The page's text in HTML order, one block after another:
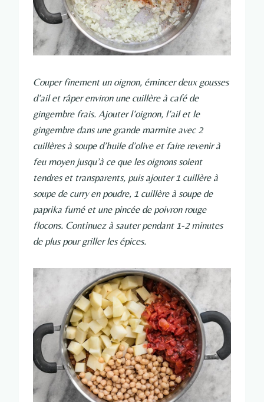
Couper finement un oignon, émincer deux gousses
d’ail et râper environ une cuillère à café de
gingembre frais. Ajouter l’oignon, l’ail et le
gingembre dans une grande marmite avec 2
cuillères à soupe d’huile d’olive et faire revenir à
feu moyen jusqu’à ce que les oignons soient
tendres et transparents, puis ajouter 1 cuillère à
soupe de curry en poudre, 1 cuillère à soupe de
paprika fumé et une pincée de poivron rouge
flocons. Continuez à sauter pendant 1-2 minutes
de plus pour griller les épices.